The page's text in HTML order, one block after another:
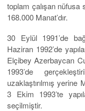
toplam çalışan nüfusa
168.000 Manat’dır.
30 Eylül 1991’de
Haziran 1992’de
Elçibey Azerbaycan
1993’de
uzaklaştırılmış
3 Ekim 1993’te
seçilmiştir.